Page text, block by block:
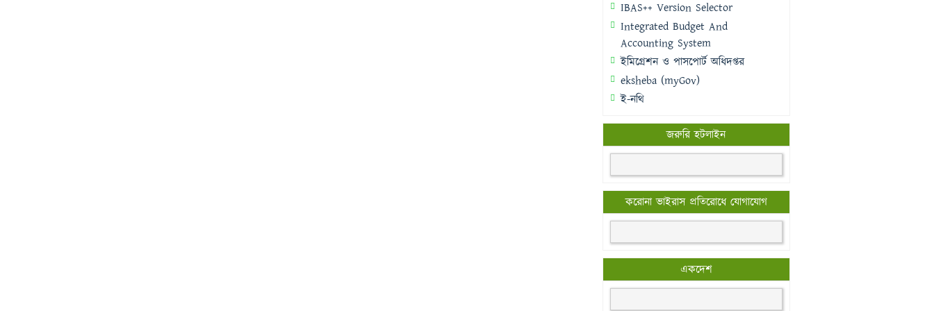
IBAS++ Version Selector
Integrated Budget And
Accounting System
ইমিগ্রেশন ও পাসপোর্ট অধিদপ্তর
eksheba (myGov)
ই-নথি
জরুরি হটলাইন
করোনা ভাইরাস প্রতিরোধে যোগাযোগ
একদেশ